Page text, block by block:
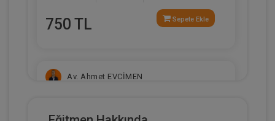
750 TL Sepete Ekle
Av. Ahmet EVCİMEN